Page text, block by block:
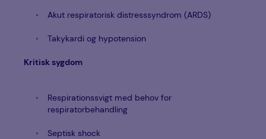
Akut respiratorisk distresssyndrom (ARDS)
Takykardi og hypotension
Kritisk sygdom
Respirationssvigt med behov for
respiratorbehandling
Septisk shock